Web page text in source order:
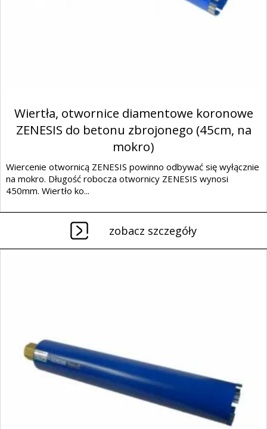
Wiertła, otwornice diamentowe koronowe
ZENESIS do betonu zbrojonego (45cm, na
mokro)
Wiercenie otwornicą ZENESIS powinno odbywać się wyłącznie
na mokro. Długość robocza otwornicy ZENESIS wynosi
450mm. Wiertło ko...
zobacz szczegóły